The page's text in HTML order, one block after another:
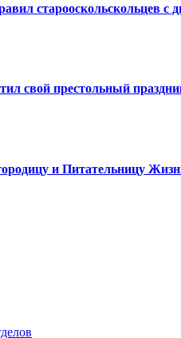
старооскольскольцев с
свой престольный
и Питательницу